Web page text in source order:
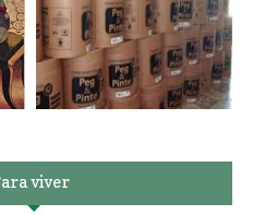
The Red Velvet !!! O Perfeito
viver